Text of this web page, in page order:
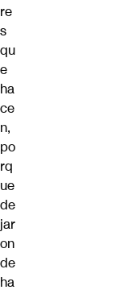
re
s
qu
e
ha
ce
n,
po
rq
ue
de
jar
on
de
ha